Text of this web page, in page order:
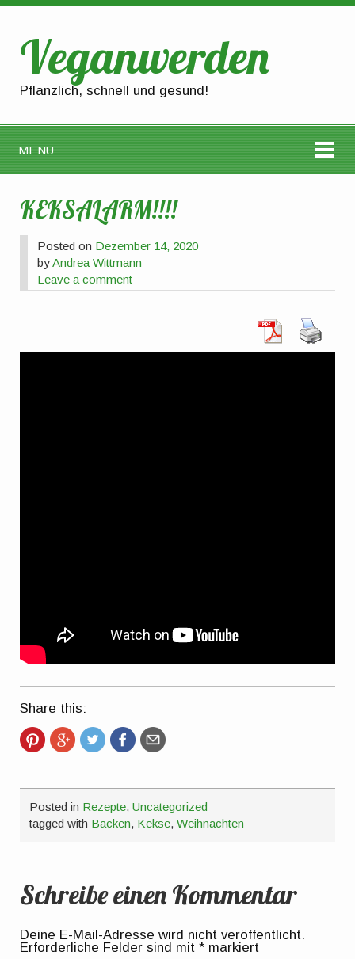
Veganwerden
Pflanzlich, schnell und gesund!
MENU
KEKSALARM!!!!
Posted on Dezember 14, 2020
byAndrea Wittmann
Leave a comment
Share this:
Posted in Rezepte,Uncategorized
tagged with Backen, Kekse,Weihnachten
Schreibe einen Kommentar
Deine E-Mail-Adresse wird nicht veröffentlicht.
Erforderliche Felder sind mit* markiert